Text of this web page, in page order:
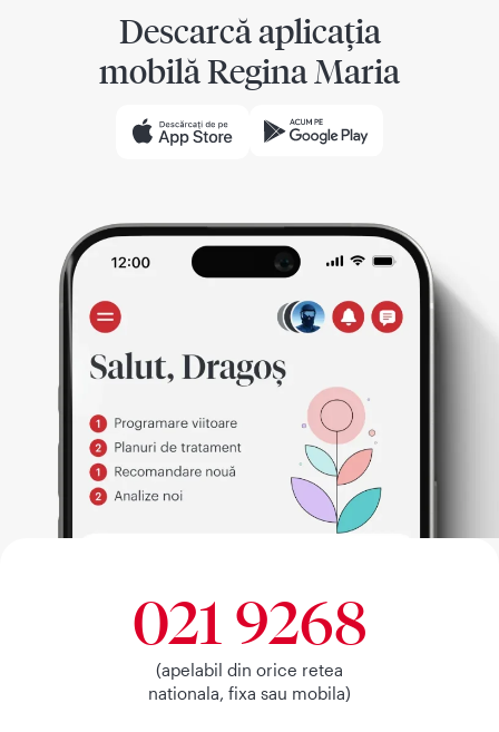
Descarcă aplicația
mobilă Regina Maria
021 9268
(apelabil din orice retea
nationala, fixa sau mobila)